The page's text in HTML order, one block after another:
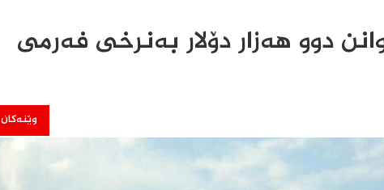
دوو هەزار دۆلار بەنرخی فەرمی
وێنەکان